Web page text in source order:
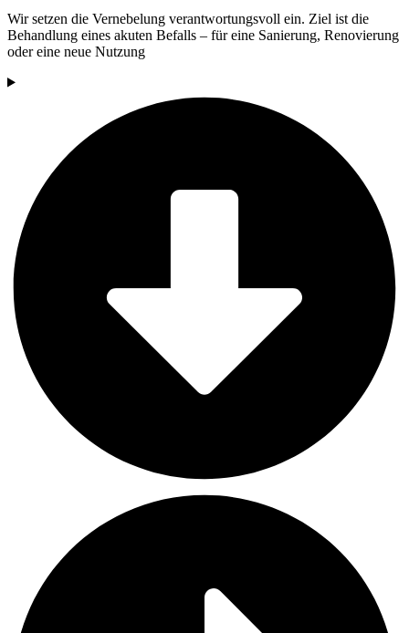
Wir setzen die Vernebelung verantwortungsvoll ein. Ziel ist die
Behandlung eines akuten Befalls – für eine Sanierung, Renovierung
oder eine neue Nutzung